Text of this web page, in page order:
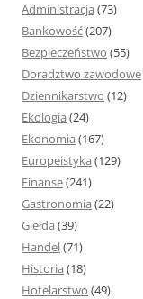
Administracja (73)
Bankowość(207)
Bezpieczeństwo (55)
Doradztwo zawodowe
Dziennikarstwo (12)
Ekologia (24)
Ekonomia (167)
Europeistyka (129)
Finanse(241)
Gastronomia (22)
Giełda (39)
Handel(71)
Historia (18)
Hotelarstwo (49)